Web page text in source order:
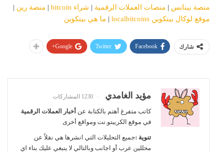
منصة بينانس | منصات العملات الرقمية | شراء bitcoin | منصة رين |
موقع لوكال بيتكوين localbitcoins
| ما هي بيتكوين
شارك Facebook
Twitter
Google+
مؤيد الغامدي 1230 المشاركات
كاتب متفرغ أهتم بالكتابة عن أخبار العملات الرقمية
في موقع الكريبتو.نت ومواقع أخرى
تنوية :جميع التحليلات التي انشرها هي نقلاً عن
محللين عرب أو اجانب وبالتالي لا ينبغي عليك بناء اي